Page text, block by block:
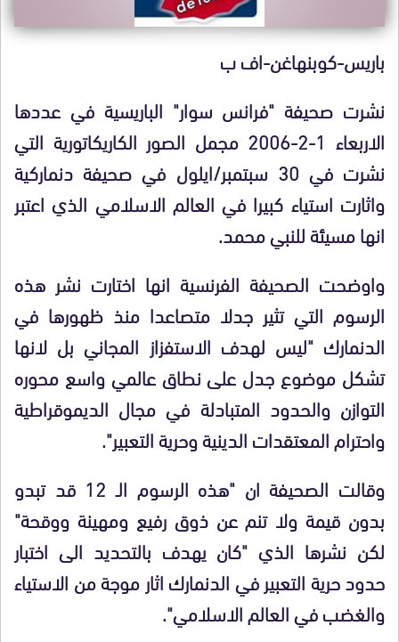
باريس-كوبنهاغن-اف ب
نشرت صحيفة "فرانس سوار" الباريسية في عددها
الاربعاء 1-2-2006 مجمل الصور الكاريكاتورية التي
نشرت في 30 سبتمبر/ايلول في صحيفة دنماركية
واثارت استياء كبيرا في العالم الاسلامي الذي اعتبر
انها مسيئة للنبي محمد.
واوضحت الصحيفة الفرنسية انها اختارت نشر هذه
الرسوم التي تثير جدلا متصاعدا منذ ظهورها في
الدنمارك "ليس لهدف الاستفزاز المجاني بل لانها
تشكل موضوع جدل على نطاق عالمي واسع محوره
التوازن والحدود المتبادلة في مجال الديموقراطية
واحترام المعتقدات الدينية وحرية التعبير".
وقالت الصحيفة ان "هذه الرسوم الـ 12 قد تبدو
بدون قيمة ولا تنم عن ذوق رفيع ومهينة ووقحة"
لكن نشرها الذي "كان يهدف بالتحديد الى اختبار
حدود حرية التعبير في الدنمارك اثار موجة من الاستياء
والغضب في العالم الاسلامي".